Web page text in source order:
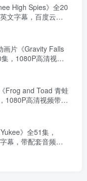
High Spies》全20
文字幕，百度云网
画片《Gravity Falls
，1080P高清视频
盘下载！
Frog and Toad 青蛙
1080P高清视频带中
载
》全51集，
幕，带配套音频